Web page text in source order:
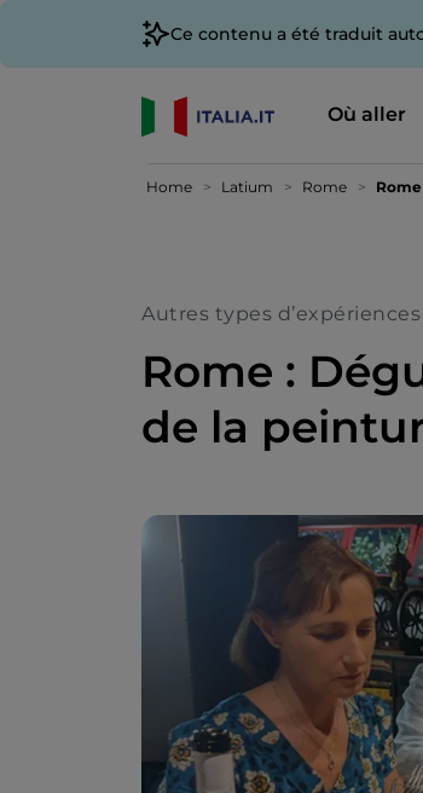
Ce contenu a été traduit
Où aller
Home Latium Rome
Autres types d’expériences
Rome :
de la